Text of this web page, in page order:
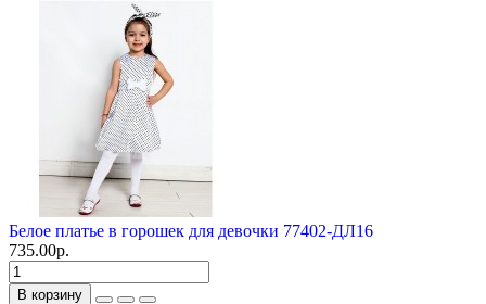
Белое платье в горошек для девочки 77402-ДЛ16
735.00р.
В корзину